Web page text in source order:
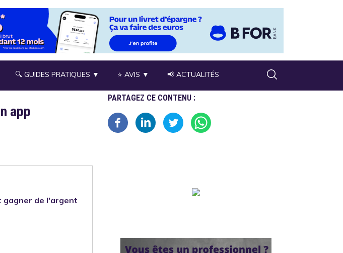
🔍 GUIDES PRATIQUES ▼ ⭐ AVIS ▼ 📢 ACTUALITÉS
app
gagner de l'argent
PARTAGEZ CE CONTENU :